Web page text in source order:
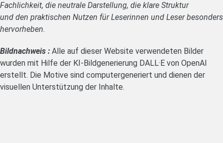
Fachlichkeit, die neutrale Darstellung, die klare Struktur
und den praktischen Nutzen für Leserinnen und Leser besonders
hervorheben.
Bildnachweis : Alle auf dieser Website verwendeten Bilder
wurden mit Hilfe der KI-Bildgenerierung DALL·E von OpenAI
erstellt. Die Motive sind computergeneriert und dienen der
visuellen Unterstützung der Inhalte.